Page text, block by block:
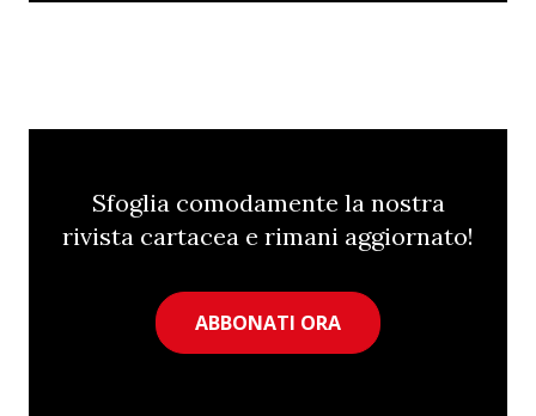
Sfoglia comodamente la nostra
rivista cartacea e rimani aggiornato!
ABBONATI ORA